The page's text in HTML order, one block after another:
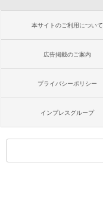
本サイトのご利用について
広告掲載のご案内
プライバシーポリシー
インプレスグループ